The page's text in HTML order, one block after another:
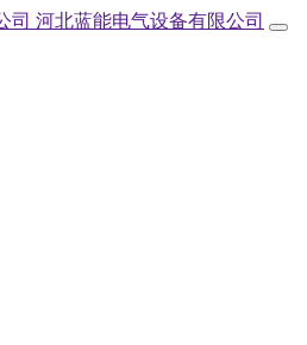
河北蓝能电气设备有限公司